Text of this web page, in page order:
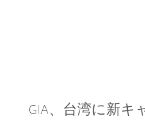
GIA、台湾に新キ